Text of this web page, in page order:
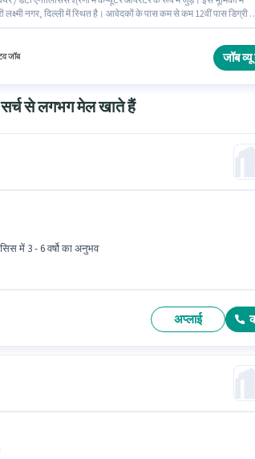
नगर, दिल्ली में स्थित है। आवेदकों के पास कम से कम 12वीं पास डिग्री
जॉब जॉब
से लगभग मेल खाते हैं
में 3 - 6 वर्षो का अनुभव
अप्लाई